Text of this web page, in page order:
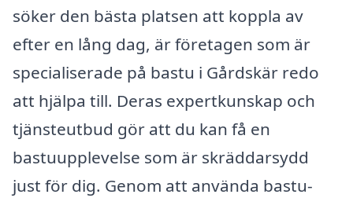
söker den bästa platsen att koppla av
efter en lång dag, är företagen som är
specialiserade på bastu i Gårdskär redo
att hjälpa till. Deras expertkunskap och
tjänsteutbud gör att du kan få en
bastuupplevelse som är skräddarsydd
just för dig. Genom att använda bastu-